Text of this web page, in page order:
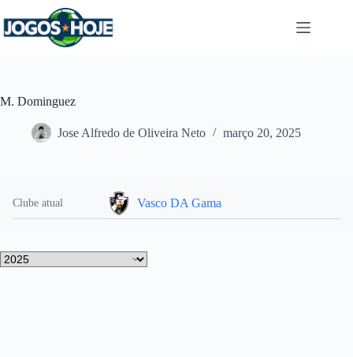
para
o
M. Dominguez
Jose Alfredo de Oliveira Neto março 20, 2025
Clube atual Vasco DA Gama